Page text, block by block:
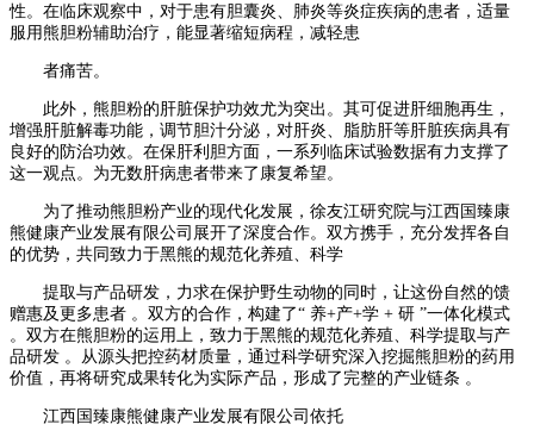
性。在临床观察中，对于患有胆囊炎、肺炎等炎症疾病的患者，适量
服用熊胆粉辅助治疗，能显著缩短病程，减轻患
者痛苦。
此外，熊胆粉的肝脏保护功效尤为突出。其可促进肝细胞再生，
增强肝脏解毒功能，调节胆汁分泌，对肝炎、脂肪肝等肝脏疾病具有
良好的防治功效。在保肝利胆方面，一系列临床试验数据有力支撑了
这一观点。为无数肝病患者带来了康复希望。
为了推动熊胆粉产业的现代化发展，徐友江研究院与江西国臻康
熊健康产业发展有限公司展开了深度合作。双方携手，充分发挥各自
的优势，共同致力于黑熊的规范化养殖、科学
提取与产品研发，力求在保护野生动物的同时，让这份自然的馈
赠惠及更多患者 。双方的合作，构建了“ 养+产+学 + 研 ”一体化模式
。双方在熊胆粉的运用上，致力于黑熊的规范化养殖、科学提取与产
品研发 。从源头把控药材质量，通过科学研究深入挖掘熊胆粉的药用
价值，再将研究成果转化为实际产品，形成了完整的产业链条 。
江西国臻康熊健康产业发展有限公司依托